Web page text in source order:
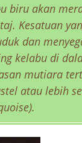
biru akan
Kesatuan
dan
kelabu di
mutiara
atau lebih